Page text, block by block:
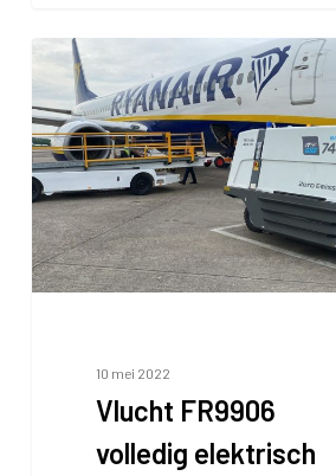
Vlucht
FR9906
volledig
elektrisch
afgehandeld
10 mei 2022
Vlucht FR9906
volledig elektrisch